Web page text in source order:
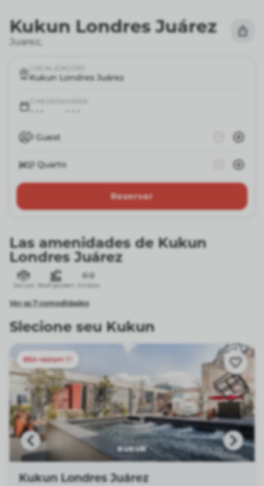
Kukun Londres Juárez
Juarez
Kukun Londres Juárez
1 Guest
1 Quarto
Reservar
Las amenidades de Kukun
Londres Juárez
Jacuzzi Roof garden Ginásio
Ver as 7 comodidades
Slecione seu Kukun
Só restam 1 !
Kukun Londres Juárez